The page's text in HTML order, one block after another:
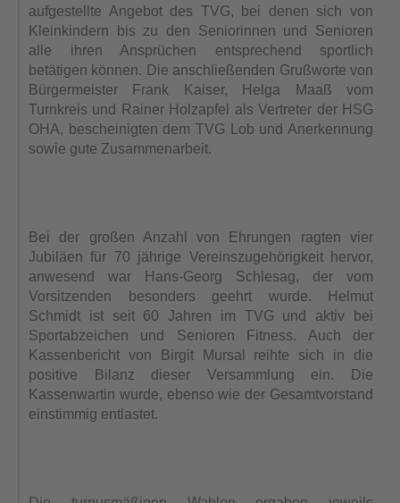
aufgestellte Angebot des TVG, bei denen sich von
Kleinkindern bis zu den Seniorinnen und Senioren
alle ihren Ansprüchen entsprechend sportlich
betätigen können. Die anschließenden Grußworte von
Bürgermeister Frank Kaiser, Helga Maaß vom
Turnkreis und Rainer Holzapfel als Vertreter der HSG
OHA, bescheinigten dem TVG Lob und Anerkennung
sowie gute Zusammenarbeit.
Bei der großen Anzahl von Ehrungen ragten vier
Jubiläen für 70 jährige Vereinszugehörigkeit hervor,
anwesend war Hans-Georg Schlesag, der vom
Vorsitzenden besonders geehrt wurde. Helmut
Schmidt ist seit 60 Jahren im TVG und aktiv bei
Sportabzeichen und Senioren Fitness. Auch der
Kassenbericht von Birgit Mursal reihte sich in die
positive Bilanz dieser Versammlung ein. Die
Kassenwartin wurde, ebenso wie der Gesamtvorstand
einstimmig entlastet.